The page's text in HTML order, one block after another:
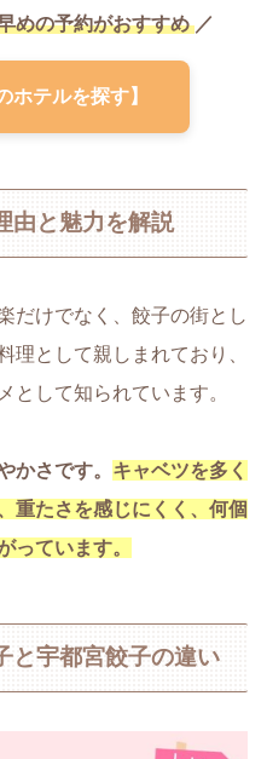
めの予約がおすすめ／
ホテルを探す】
由と魅力を解説
だけでなく、餃子の街とし
理として親しまれており、
として知られています。
かさです。 キャベツを多く
重たさを感じにくく、何個
っています。
と宇都宮餃子の違い